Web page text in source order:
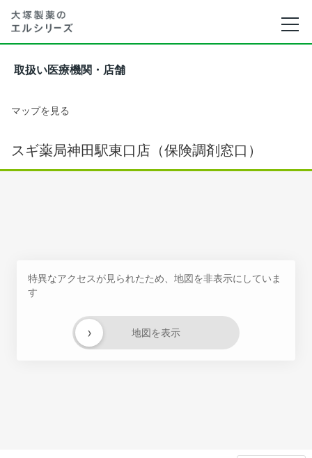
取扱い医療機関・店舗
マップを見る
スギ薬局神田駅東口店（保険調剤窓口）
特異なアクセスが見られたため、地図を非表示にしていま
す
地図を表示
›